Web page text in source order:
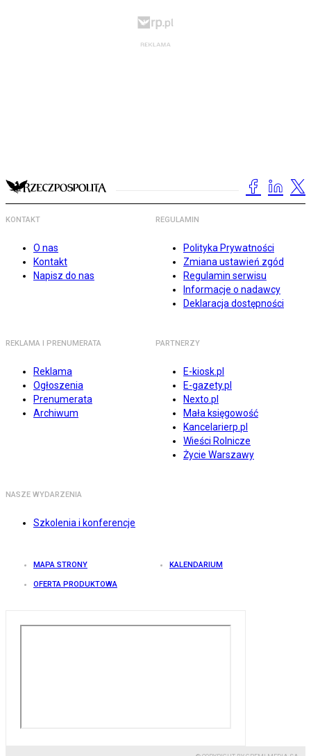
KONTAKT
O nas
Kontakt
Napisz do nas
REGULAMIN
Polityka Prywatności
Zmiana ustawień zgód
Regulamin serwisu
Informacje o nadawcy
Deklaracja dostępności
REKLAMA I PRENUMERATA
Reklama
Ogłoszenia
Prenumerata
Archiwum
PARTNERZY
E-kiosk.pl
E-gazety.pl
Nexto.pl
Mała księgowość
Kancelarierp.pl
Wieści Rolnicze
Życie Warszawy
NASZE WYDARZENIA
Szkolenia i konferencje
MAPA STRONY KALENDARIUM
OFERTA PRODUKTOWA